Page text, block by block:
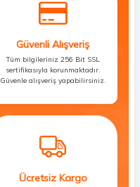
Güvenli Alışveriş
Tüm bilgileriniz 256 Bit SSL
sertifikasıyla korunmaktadır.
Güvenle alışveriş yapabilirsiniz.
Ücretsiz Kargo